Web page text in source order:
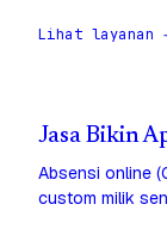
Lihat layanan
Jasa Bikin
Absensi online
custom milik